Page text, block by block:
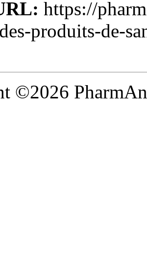
https://
produits-de-
©2026